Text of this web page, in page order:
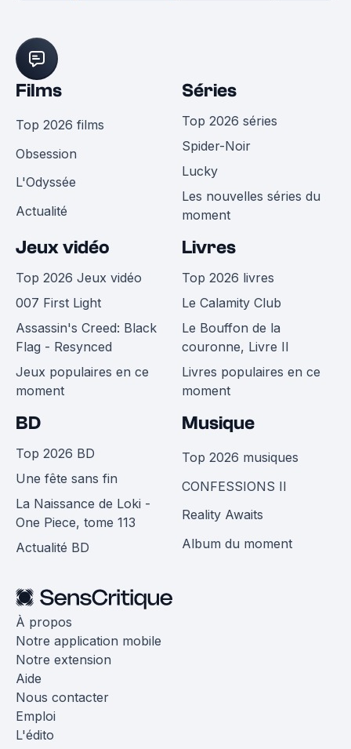
Films
Top 2026 films
Obsession
L'Odyssée
Actualité
Séries
Top 2026 séries
Spider-Noir
Lucky
Les nouvelles séries du
moment
Jeux vidéo
Top 2026 Jeux vidéo
007 First Light
Assassin's Creed: Black
Flag - Resynced
Jeux populaires en ce
moment
Livres
Top 2026 livres
Le Calamity Club
Le Bouffon de la
couronne, Livre II
Livres populaires en ce
moment
BD
Top 2026 BD
Une fête sans fin
La Naissance de Loki -
One Piece, tome 113
Actualité BD
Musique
Top 2026 musiques
CONFESSIONS II
Reality Awaits
Album du moment
À propos
Notre application mobile
Notre extension
Aide
Nous contacter
Emploi
L'édito